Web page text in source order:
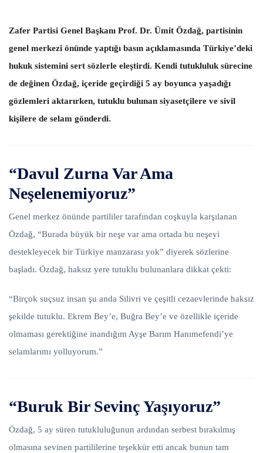
Zafer Partisi Genel Başkanı Prof. Dr. Ümit Özdağ, partisinin
genel merkezi önünde yaptığı basın açıklamasında Türkiye’deki
hukuk sistemini sert sözlerle eleştirdi. Kendi tutukluluk sürecine
de değinen Özdağ, içeride geçirdiği 5 ay boyunca yaşadığı
gözlemleri aktarırken, tutuklu bulunan siyasetçilere ve sivil
kişilere de selam gönderdi.
“Davul Zurna Var Ama
Neşelenemiyoruz”
Genel merkez önünde partililer tarafından coşkuyla karşılanan
Özdağ, “Burada büyük bir neşe var ama ortada bu neşeyi
destekleyecek bir Türkiye manzarası yok” diyerek sözlerine
başladı. Özdağ, haksız yere tutuklu bulunanlara dikkat çekti:
“Birçok suçsuz insan şu anda Silivri ve çeşitli cezaevlerinde haksız
şekilde tutuklu. Ekrem Bey’e, Buğra Bey’e ve özellikle içeride
olmaması gerektiğine inandığım Ayşe Barım Hanımefendi’ye
selamlarımı yolluyorum.”
“Buruk Bir Sevinç Yaşıyoruz”
Özdağ, 5 ay süren tutukluluğunun ardından serbest bırakılmış
olmasına sevinen partililerine teşekkür etti ancak bunun tam